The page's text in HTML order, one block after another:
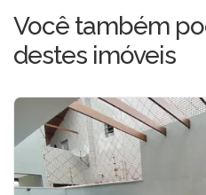
Você também
destes imóveis